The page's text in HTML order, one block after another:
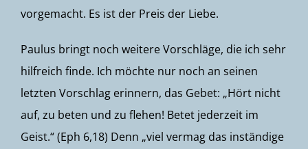
vorgemacht. Es ist der Preis der Liebe.
Paulus bringt noch weitere Vorschläge, die ich sehr
hilfreich finde. Ich möchte nur noch an seinen
letzten Vorschlag erinnern, das Gebet: „Hört nicht
auf, zu beten und zu flehen! Betet jederzeit im
Geist.“ (Eph 6,18) Denn „viel vermag das inständige